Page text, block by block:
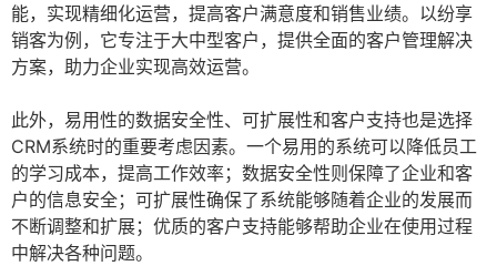
能，实现精细化运营，提高客户满意度和销售业绩。以纷享
销客为例，它专注于大中型客户，提供全面的客户管理解决
方案，助力企业实现高效运营。
此外，易用性的数据安全性、可扩展性和客户支持也是选择
CRM系统时的重要考虑因素。一个易用的系统可以降低员工
的学习成本，提高工作效率；数据安全性则保障了企业和客
户的信息安全；可扩展性确保了系统能够随着企业的发展而
不断调整和扩展；优质的客户支持能够帮助企业在使用过程
中解决各种问题。